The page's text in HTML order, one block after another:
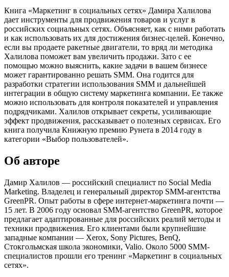
Книга «Маркетинг в социальных сетях» Дамира Халилова
дает инструменты для продвижения товаров и услуг в
российских социальных сетях. Объясняет, как с ними работать
и как использовать их для достижения бизнес-целей. Конечно,
если вы продаете ракетные двигатели, то вряд ли методика
Халилова поможет вам увеличить продажи. Зато с ее
помощью можно выяснить, какие задачи в вашем бизнесе
может гарантированно решать SMM. Она годится для
разработки стратегии использования SMM и дальнейшей
интеграции в общую систему маркетинга компании. Ее также
можно использовать для контроля показателей и управления
подрядчиками. Халилов открывает секреты, усиливающие
эффект продвижения, рассказывает о полезных сервисах. Его
книга получила Книжную премию Рунета в 2014 году в
категории «Выбор пользователей».
Об авторе
Дамир Халилов — российский специалист по Social Media
Marketing. Владелец и генеральный директор SMM-агентства
GreenPR. Опыт работы в сфере интернет-маркетинга почти —
15 лет. В 2006 году основал SMM-агентство GreenPR, которое
предлагает адаптированные для российских реалий методы и
техники продвижения. Его клиентами были крупнейшие
западные компании — Xerox, Sony Pictures, BenQ,
Стокгольмская школа экономики, Valio. Около 5000 SMM-
специалистов прошли его тренинг «Маркетинг в социальных
сетях».